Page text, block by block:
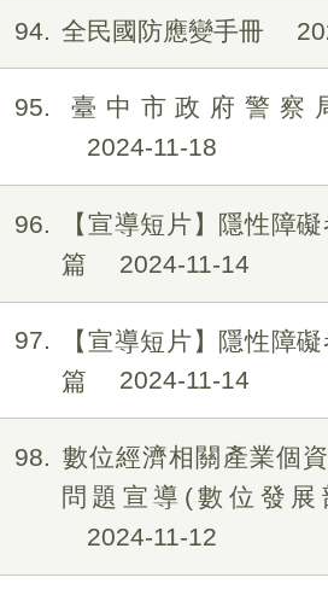
94 全民國防應變手冊
95
臺中市政府警察
2024-11-18
96
【宣導短片】隱性障
篇
2024-11-14
97
【宣導短片】隱性障
篇
2024-11-14
98
數位經濟相關產業個
問題宣導(數位發
2024-11-12